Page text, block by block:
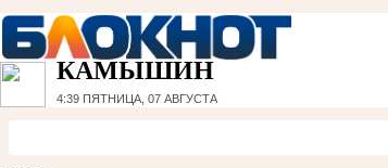
КАМЫШИН
4:39 ПЯТНИЦА, 07 АВГУСТА